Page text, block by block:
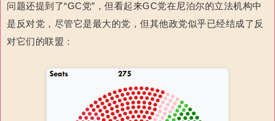
问题还提到了“GC党”，但看起来GC党在尼泊尔的立法机构中
是反对党，尽管它是最大的党，但其他政党似乎已经结成了反
对它们的联盟：